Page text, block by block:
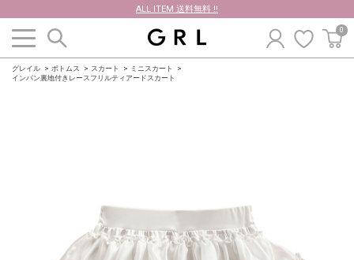
ALL ITEM 送料無料 !!
0
グレイル ボトムス スカート
ミニスカート
インパン裏地付きレースフリルティアードスカート